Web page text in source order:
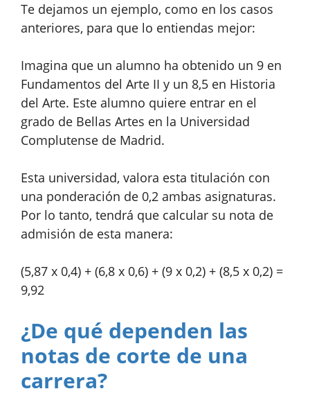
Te dejamos un ejemplo, como en los casos
anteriores, para que lo entiendas mejor:
Imagina que un alumno ha obtenido un 9 en
Fundamentos del Arte II y un 8,5 en Historia
del Arte. Este alumno quiere entrar en el
grado de Bellas Artes en la Universidad
Complutense de Madrid.
Esta universidad, valora esta titulación con
una ponderación de 0,2 ambas asignaturas.
Por lo tanto, tendrá que calcular su nota de
admisión de esta manera:
(5,87 x 0,4) + (6,8 x 0,6) + (9 x 0,2) + (8,5 x 0,2) =
9,92
¿De qué dependen las
notas de corte de una
carrera?